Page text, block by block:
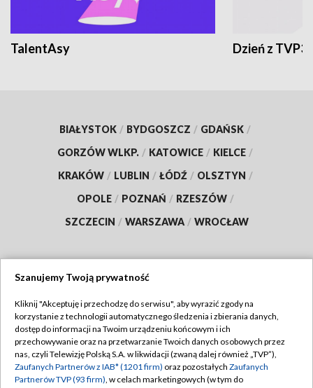
TalentAsy Dzień z TVP3
BIAŁYSTOK / BYDGOSZCZ / GDAŃSK /
GORZÓW WLKP. / KATOWICE / KIELCE /
KRAKÓW / LUBLIN / ŁÓDŹ / OLSZTYN /
OPOLE / POZNAŃ / RZESZÓW /
SZCZECIN / WARSZAWA / WROCŁAW
TVP
Abonament TVP
Emisja w TVP
Regulamin TVP
Polityka prywatności
Szanujemy Twoją prywatność
Kliknij "Akceptuję i przechodzę do serwisu", aby wyrazić zgody na
korzystanie z technologii automatycznego śledzenia i zbierania danych,
dostęp do informacji na Twoim urządzeniu końcowym i ich
przechowywanie oraz na przetwarzanie Twoich danych osobowych przez
nas, czyli Telewizję Polską S.A. w likwidacji (zwaną dalej również „TVP”),
Zaufanych Partnerów z IAB* (1201 firm) oraz pozostałych Zaufanych
Partnerów TVP (93 firm), w celach marketingowych (w tym do